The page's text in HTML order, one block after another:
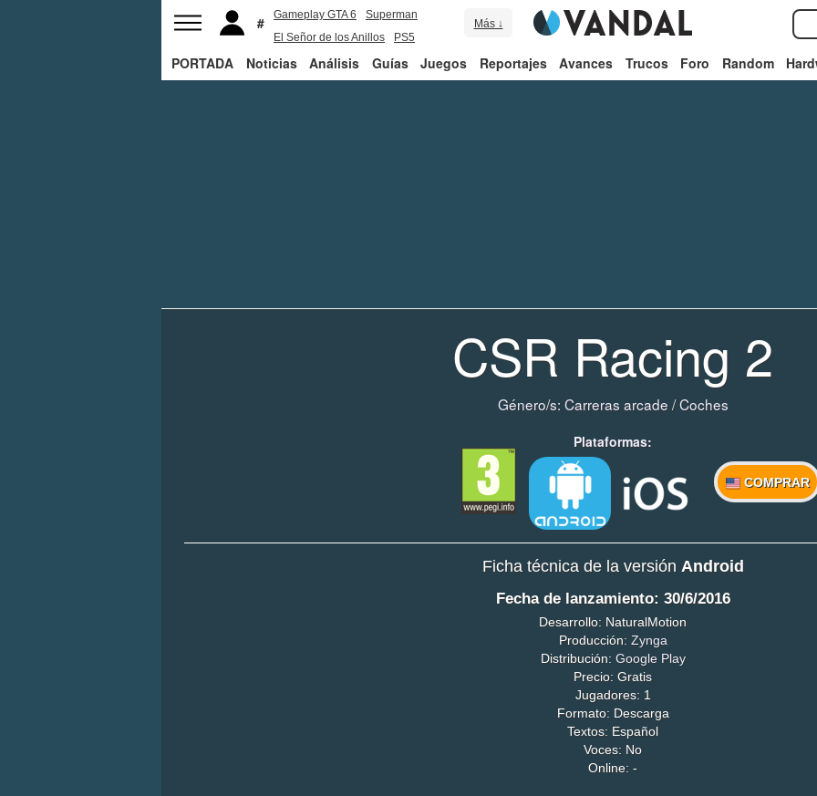
Gameplay GTA 6
Superman
El Señor de los Anillos
PS5
Más ↓
PORTADA Noticias Análisis Guías Juegos Reportajes Avances Trucos Foro Random
CSR Racing 2
Género/s: Carreras arcade /Coches
Plataformas:
COMPRAR
Ficha técnica de la versión Android
Fecha de lanzamiento: 30/6/2016
Desarrollo: NaturalMotion
Producción: Zynga
Distribución: Google Play
Precio: Gratis
Jugadores: 1
Formato: Descarga
Textos: Español
Voces: No
Online: -